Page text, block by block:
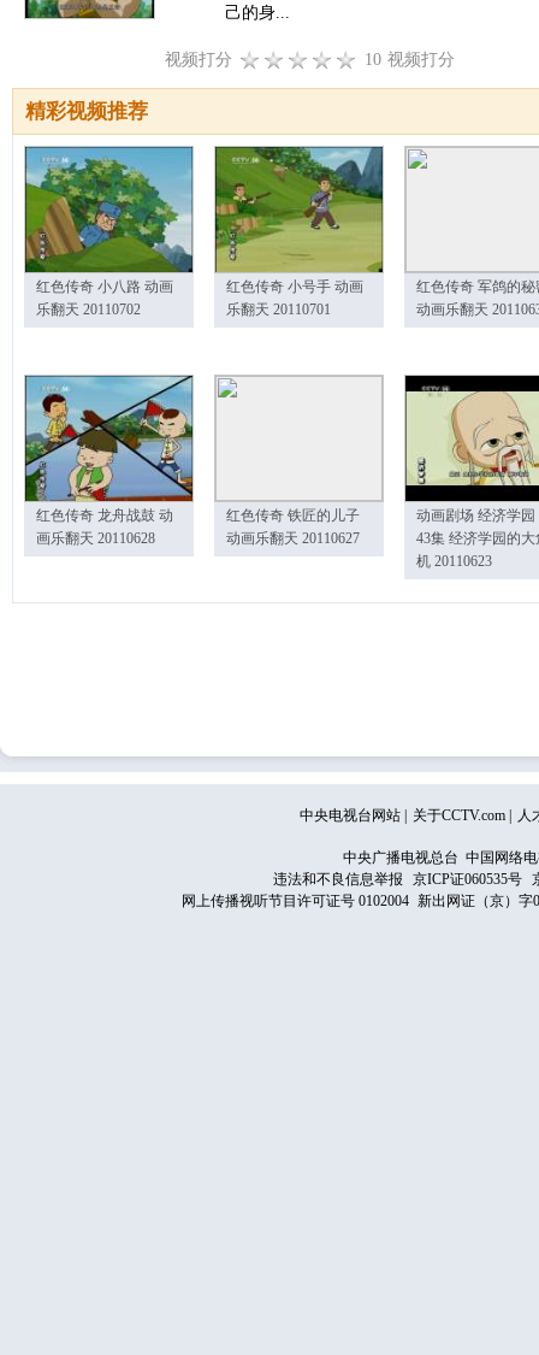
己的身...
视频打分 10 视频打分
精彩视频推荐
红色传奇 小八路 动画
乐翻天 20110702
红色传奇 小号手 动画
乐翻天 20110701
红色传奇 军鸽的秘
动画乐翻天
红色传奇 龙舟战鼓 动
画乐翻天 20110628
红色传奇 铁匠的儿子
动画乐翻天 20110627
动画剧场 经济学园
43集 经济学园的大
机 20110623
中央电视台网站 关于CCTV.com 人
中央广播电视总台 中国网络
违法和不良信息举报
京ICP证060535号
网上传播视听节目许可证号 0102004 新出网证（京）